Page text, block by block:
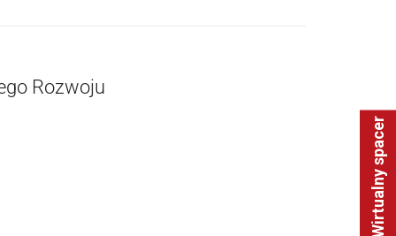
Wirtualny spacer
Rozwoju